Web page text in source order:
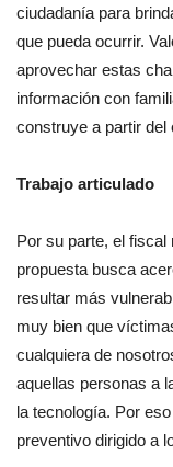
ciudadanía para
que pueda ocurrir.
aprovechar estas
información con
construye a partir del
Trabajo articulado
Por su parte, el
propuesta busca
resultar más
muy bien que
cualquiera de
aquellas personas a
la tecnología. Por
preventivo dirigido a